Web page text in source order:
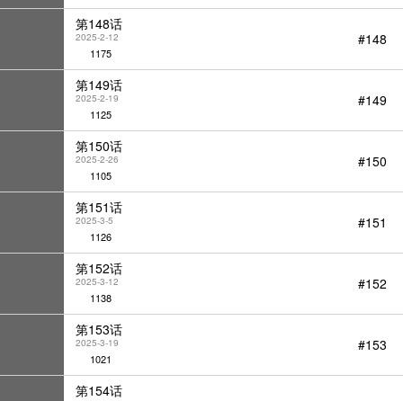
第148话
2025-2-12
1175
#148
第149话
2025-2-19
1125
#149
第150话
2025-2-26
1105
#150
第151话
2025-3-5
1126
#151
第152话
2025-3-12
1138
#152
第153话
2025-3-19
1021
#153
第154话